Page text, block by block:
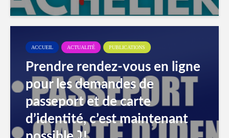
ACCUEIL ACTUALITÉ PUBLICATIONS
Prendre rendez-vous en ligne
pour les demandes de
passeport et de carte
d’identité, c’est maintenant